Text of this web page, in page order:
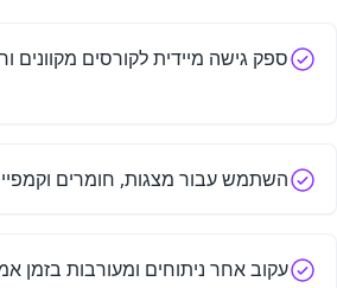
ספק גישה מיידית לקורסים מקוונים
השתמש עבור מצגות, חומרים
עקוב אחר ניתוחים ומעורבות בזמן